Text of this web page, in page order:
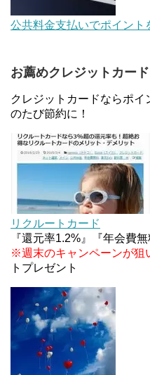
au Pay等に等価
ァミリマートと
JCBカードWで
0570を回避する
住信SBIネット
2%還元！V NEO
条件などまとめ
マイナンバーカ
公共料金支払いでポイント
お薦めクレジットカード
クレジットカードならポ
のたび節約に！
リクルートカード
『還元率1.2%』『年会費
※週末のキャンペーンが狙
トプレゼント